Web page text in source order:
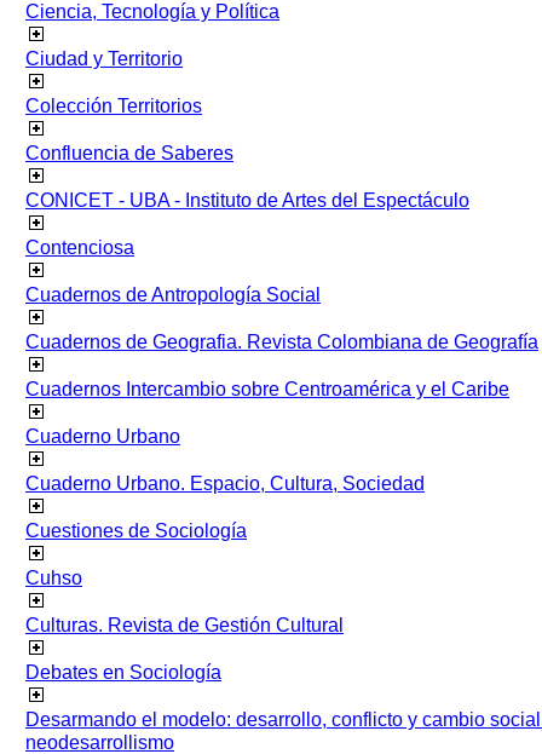
Ciencia, Tecnología y Política
Ciudad y Territorio
Colección Territorios
Confluencia de Saberes
CONICET - UBA - Instituto de Artes del Espectáculo
Contenciosa
Cuadernos de Antropología Social
Cuadernos de Geografia. Revista Colombiana de Geografía
Cuadernos Intercambio sobre Centroamérica y el Caribe
Cuaderno Urbano
Cuaderno Urbano. Espacio, Cultura, Sociedad
Cuestiones de Sociología
Cuhso
Culturas. Revista de Gestión Cultural
Debates en Sociología
Desarmando el modelo: desarrollo, conflicto y cambio
neodesarrollismo